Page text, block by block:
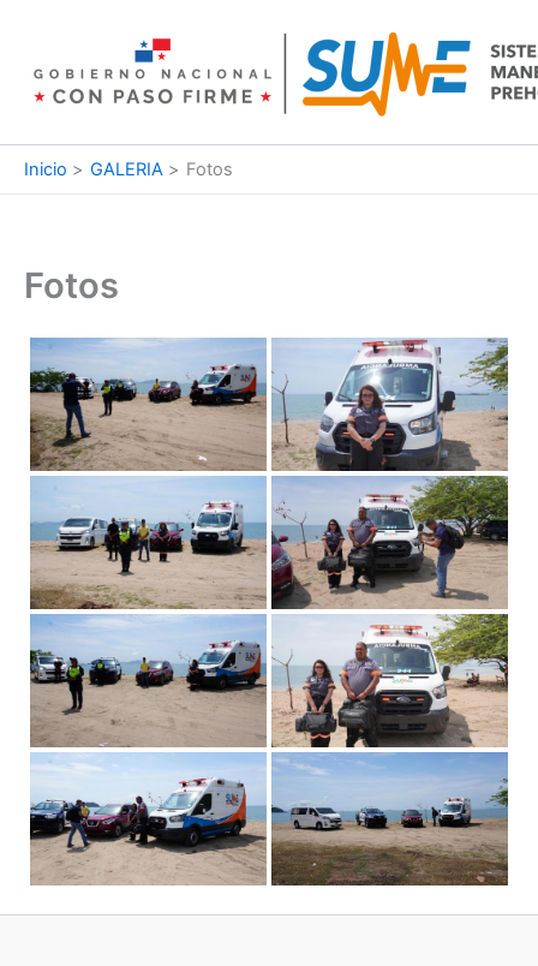
contenido
Inicio GALERIA Fotos
Fotos